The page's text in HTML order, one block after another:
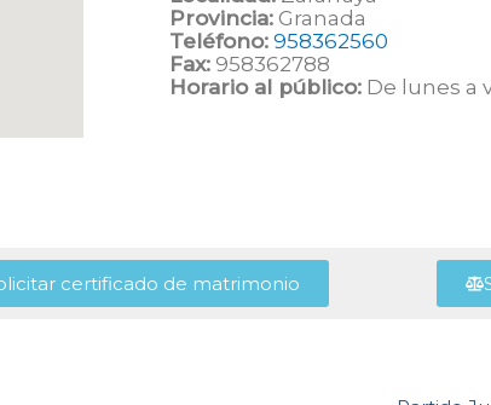
Provincia: Granada
Teléfono: 958362560
Fax: 958362788
Horario al público: De lunes a
certificado de matrimonio